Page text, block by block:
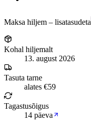
Maksa hiljem – lisatasudeta
Kohal hiljemalt
13. august 2026
Tasuta tarne
alates €59
Tagastusõigus
14 päeva